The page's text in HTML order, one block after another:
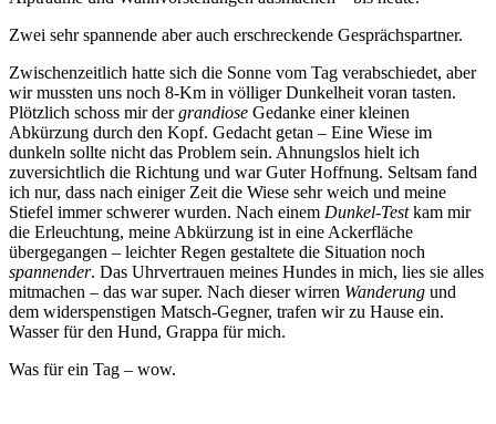
Zwei sehr spannende aber auch erschreckende Gesprächspartner.
Zwischenzeitlich hatte sich die Sonne vom Tag verabschiedet, aber
wir mussten uns noch 8-Km in völliger Dunkelheit voran tasten.
Plötzlich schoss mir dergrandiose Gedanke einer kleinen
Abkürzung durch den Kopf. Gedacht getan – Eine Wiese im
dunkeln sollte nicht das Problem sein. Ahnungslos hielt ich
zuversichtlich die Richtung und war Guter Hoffnung. Seltsam fand
ich nur, dass nach einiger Zeit die Wiese sehr weich und meine
Stiefel immer schwerer wurden. Nach einem Dunkel-Testkam mir
die Erleuchtung, meine Abkürzung ist in eine Ackerfläche
übergegangen – leichter Regen gestaltete die Situation noch
spannender. Das Uhrvertrauen meines Hundes in mich, lies sie alles
mitmachen – das war super. Nach dieser wirren Wanderung und
dem widerspenstigen Matsch-Gegner, trafen wir zu Hause ein.
Wasser für den Hund, Grappa für mich.
Was für ein Tag – wow.